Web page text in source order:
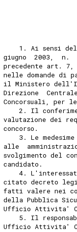
1. Ai sensi
giugno  2003,
precedente art.
nelle domande di
il Ministero
Direzione
Concorsuali, per
2. Il
valutazione dei
concorso.
3. Le
alle
svolgimento del
candidato.
4.
citato decreto
fatti valere nei
della Pubblica
Ufficio Attivita'
5. Il
Ufficio Attivita'